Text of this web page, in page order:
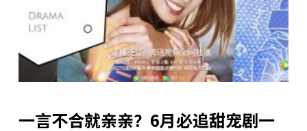
一言不合就亲亲？6月必追甜宠剧一